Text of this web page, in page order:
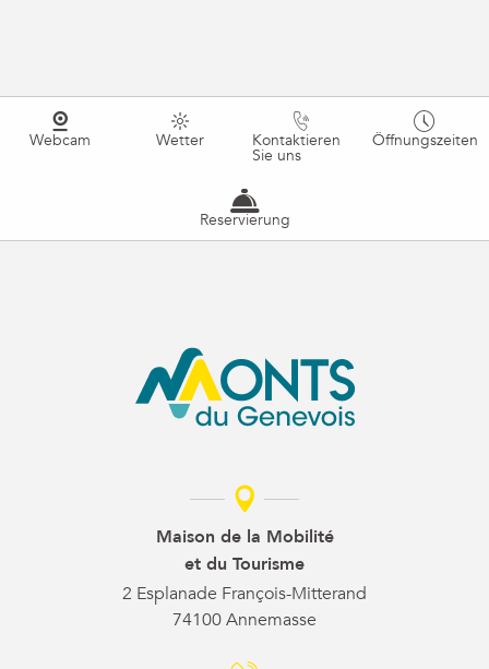
Webcam Wetter Kontaktieren
Sie uns
Öffnungszeiten
Reservierung
Maison de la Mobilité
et du Tourisme
2 Esplanade François-Mitterand
74100 Annemasse